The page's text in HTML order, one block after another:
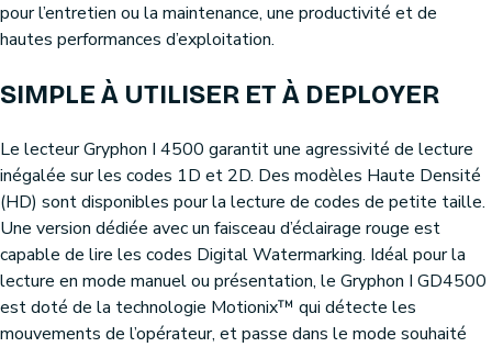
pour l’entretien ou la maintenance, une productivité et de
hautes performances d’exploitation.
SIMPLE À UTILISER ET À DEPLOYER
Le lecteur Gryphon I 4500 garantit une agressivité de lecture
inégalée sur les codes 1D et 2D. Des modèles Haute Densité
(HD) sont disponibles pour la lecture de codes de petite taille.
Une version dédiée avec un faisceau d’éclairage rouge est
capable de lire les codes Digital Watermarking. Idéal pour la
lecture en mode manuel ou présentation, le Gryphon I GD4500
est doté de la technologie Motionix™ qui détecte les
mouvements de l’opérateur, et passe dans le mode souhaité